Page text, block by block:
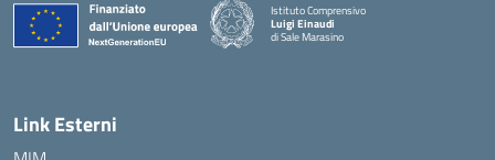
Istituto Comprensivo
Luigi Einaudi
di Sale Marasino
Link Esterni